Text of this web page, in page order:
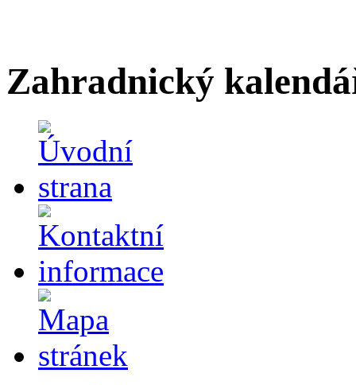
Zahradnický